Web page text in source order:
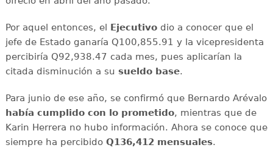
Por aquel entonces, el Ejecutivodio a conocer que el
jefe de Estado ganaría Q100,855.91 y la vicepresidenta
percibiría Q92,938.47 cada mes, pues aplicarían la
citada disminución a su sueldo base.
Para junio de ese año, se confirmó que Bernardo Arévalo
había cumplido con lo prometido, mientras que de
Karin Herrera no hubo información. Ahora se conoce que
siempre ha percibido Q136,412 mensuales.